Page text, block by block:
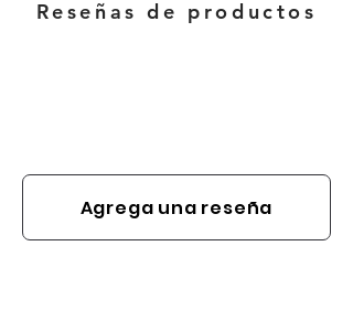
Reseñas de productos
Agrega una reseña